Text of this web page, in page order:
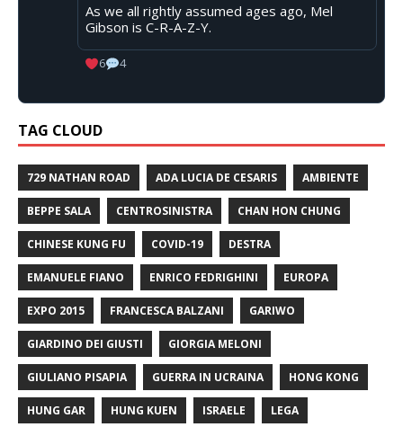
As we all rightly assumed ages ago, Mel
Gibson is C-R-A-Z-Y.
6 4
TAG CLOUD
729 NATHAN ROAD ADA LUCIA DE CESARIS AMBIENTE
BEPPE SALA CENTROSINISTRA CHAN HON CHUNG
CHINESE KUNG FU COVID-19 DESTRA
EMANUELE FIANO ENRICO FEDRIGHINI EUROPA
EXPO 2015 FRANCESCA BALZANI GARIWO
GIARDINO DEI GIUSTI GIORGIA MELONI
GIULIANO PISAPIA GUERRA IN UCRAINA HONG KONG
HUNG GAR HUNG KUEN ISRAELE LEGA